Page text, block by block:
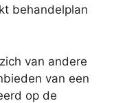
behandelplan
van andere
van een
op de